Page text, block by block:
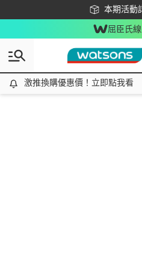
本期活動
下載app
屈臣氏
激推換購優惠價！立即點我看
激推換購優惠價！立即點我看